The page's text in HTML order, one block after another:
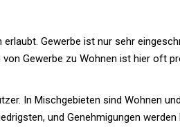
erlaubt. Gewerbe ist nur sehr
Gewerbe zu Wohnen ist hier oft
In Mischgebieten sind Wohnen
und Genehmigungen